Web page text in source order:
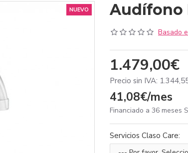
NUEVO Audífono
Basado
1.479,00€
Precio sin IVA:
41,08€/mes
Financiado a 36 meses
Servicios Claso Care: